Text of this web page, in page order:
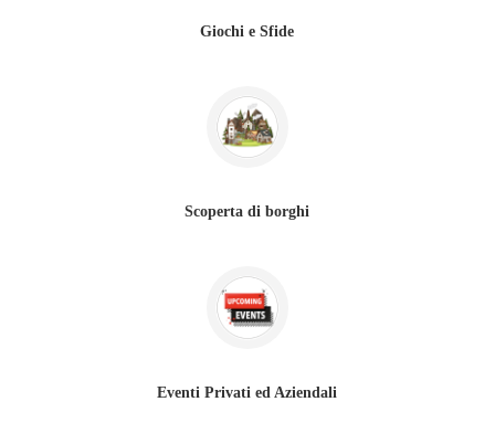
Giochi e Sfide
Scoperta di borghi
Eventi Privati ed Aziendali